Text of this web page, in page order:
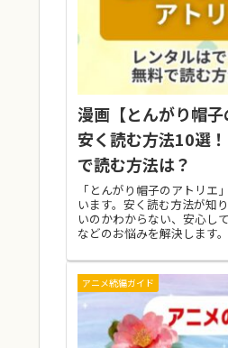
漫画【とんがり帽
安く読む方法10選
で読む方法は？
「とんがり帽子のアトリエ
います。安く読む方法が知
いのかわからない、安心し
などのお悩みを解決します。
アニメ続編ガイド